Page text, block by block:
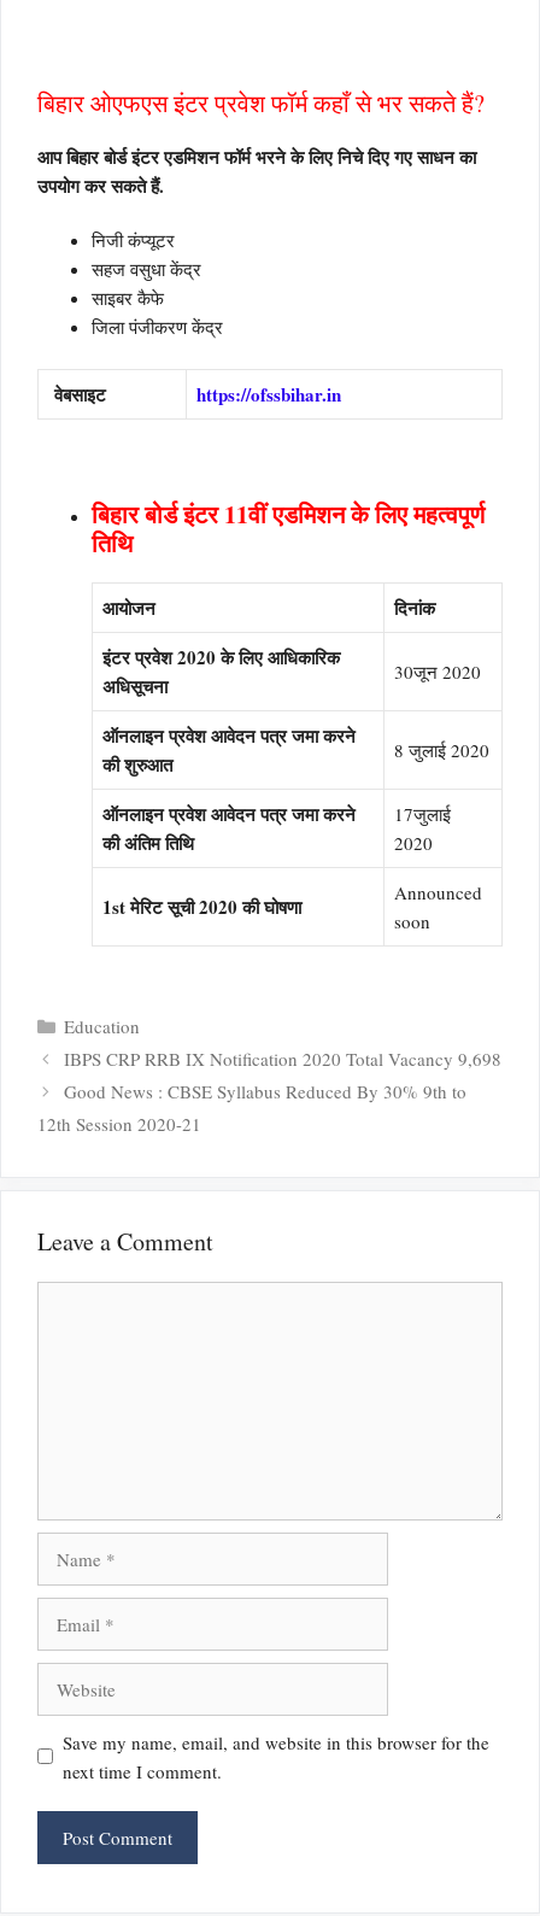
बिहार ओएफएस इंटर प्रवेश फॉर्म कहाँ से भर सकते हैं?
आप बिहार बोर्ड इंटर एडमिशन फॉर्म भरने के लिए निचे दिए गए साधन का
उपयोग कर सकते हैं.
निजी कंप्यूटर
सहज वसुधा केंद्र
साइबर कैफे
जिला पंजीकरण केंद्र
वेबसाइट https://ofssbihar.in
बिहार बोर्ड इंटर 11वीं एडमिशन के लिए महत्वपूर्ण
तिथि
आयोजन
दिनांक
इंटर प्रवेश 2020 के लिए आधिकारिक
अधिसूचना
30जून 2020
ऑनलाइन प्रवेश आवेदन पत्र जमा करने
की शुरुआत
8 जुलाई 2020
ऑनलाइन प्रवेश आवेदन पत्र जमा करने
की अंतिम तिथि
17जुलाई
2020
1st मेरिट सूची 2020 की घोषणा
Announced
soon
Categories
Education
IBPS CRP RRB IX Notification 2020 Total Vacancy 9,698
Good News : CBSE Syllabus Reduced By 30% 9th to
12th Session 2020-21
Leave a Comment
Save my name, email, and website in this browser for the
next time I comment.